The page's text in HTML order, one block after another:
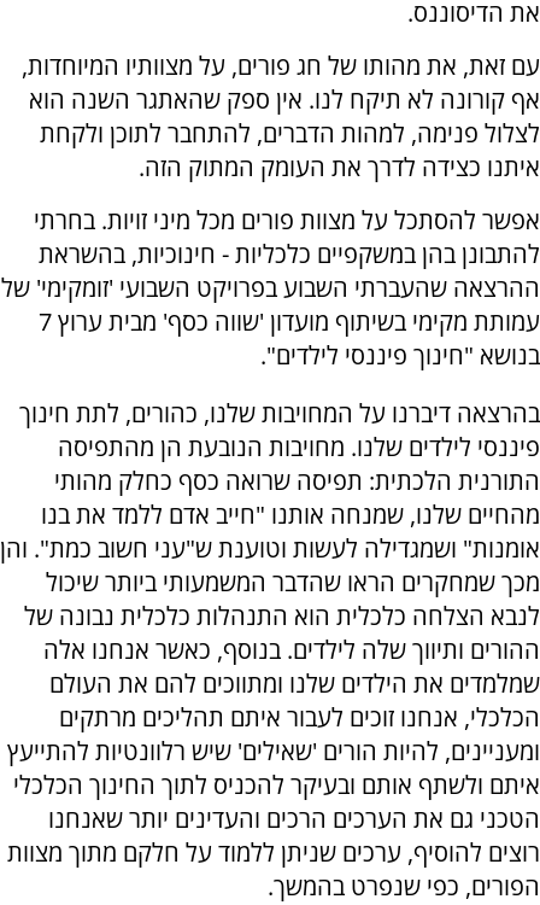
את הדיסוננס.
עם זאת, את מהותו של חג פורים, על מצוותיו המיוחדות,
אף קורונה לא תיקח לנו. אין ספק שהאתגר השנה הוא
לצלול פנימה, למהות הדברים, להתחבר לתוכן ולקחת
איתנו כצידה לדרך את העומק המתוק הזה.
אפשר להסתכל על מצוות פורים מכל מיני זויות. בחרתי
להתבונן בהן במשקפיים כלכליות - חינוכיות, בהשראת
ההרצאה שהעברתי השבוע בפרויקט השבועי 'זומקימי' של
עמותת מקימי בשיתוף מועדון 'שווה כסף' מבית ערוץ 7
בנושא "חינוך פיננסי לילדים".
בהרצאה דיברנו על המחויבות שלנו, כהורים, לתת חינוך
פיננסי לילדים שלנו. מחויבות הנובעת הן מהתפיסה
התורנית הלכתית: תפיסה שרואה כסף כחלק מהותי
מהחיים שלנו, שמנחה אותנו "חייב אדם ללמד את בנו
אומנות" ושמגדילה לעשות וטוענת ש"עני חשוב כמת". והן
מכך שמחקרים הראו שהדבר המשמעותי ביותר שיכול
לנבא הצלחה כלכלית הוא התנהלות כלכלית נבונה של
ההורים ותיווך שלה לילדים. בנוסף, כאשר אנחנו אלה
שמלמדים את הילדים שלנו ומתווכים להם את העולם
הכלכלי, אנחנו זוכים לעבור איתם תהליכים מרתקים
ומעניינים, להיות הורים 'שאילים' שיש רלוונטיות להתייעץ
איתם ולשתף אותם ובעיקר להכניס לתוך החינוך הכלכלי
הטכני גם את הערכים הרכים והעדינים יותר שאנחנו
רוצים להוסיף, ערכים שניתן ללמוד על חלקם מתוך מצוות
הפורים, כפי שנפרט בהמשך.